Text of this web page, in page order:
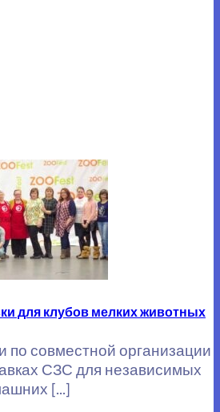
для клубов мелких животных
по совместной организации
СЗС для независимых
[...]